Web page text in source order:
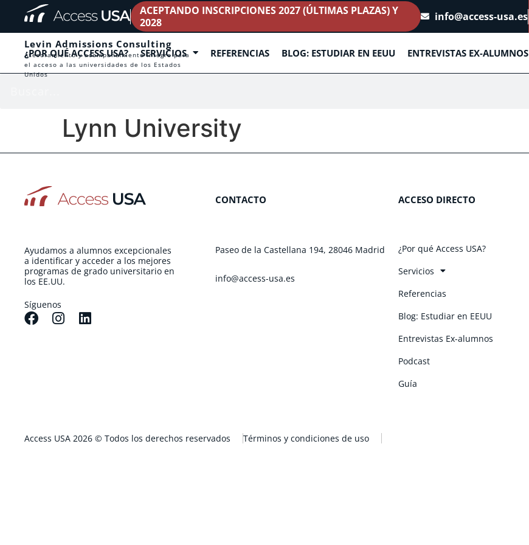
ACEPTANDO INSCRIPCIONES 2027 (ÚLTIMAS PLAZAS) Y
2028
info@access-usa.es
Levin Admissions Consulting
Asesoramiento y acompañamiento íntegro para
el acceso a las universidades de los Estados
Unidos
¿POR QUÉ ACCESS USA? SERVICIOS REFERENCIAS BLOG: ESTUDIAR EN EEUU ENTREVISTAS EX-ALUMNOS
Lynn University
Ayudamos a alumnos excepcionales
a identificar y acceder a los mejores
programas de grado universitario en
los EE.UU.
Síguenos
CONTACTO
Paseo de la Castellana 194, 28046 Madrid
info@access-usa.es
ACCESO DIRECTO
¿Por qué Access USA?
Servicios
Referencias
Blog: Estudiar en EEUU
Entrevistas Ex-alumnos
Podcast
Guía
Access USA 2026 © Todos los derechos reservados Términos y condiciones de uso